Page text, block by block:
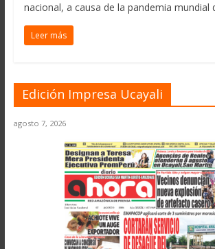
nacional, a causa de la pandemia mundial
Leer más
Edición Impresa Ucayali
agosto 7, 2026